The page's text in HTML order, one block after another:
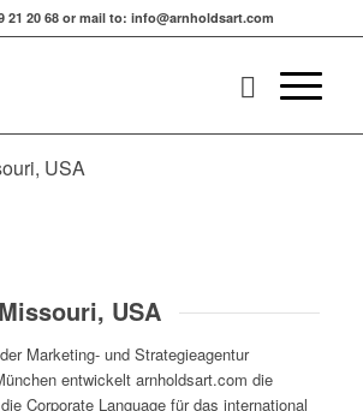
21 20 68 or mail to: info@arnholdsart.com
USA
USA
Marketing- und Strategieagentur
entwickelt arnholdsart.com die
Corporate Language für das international